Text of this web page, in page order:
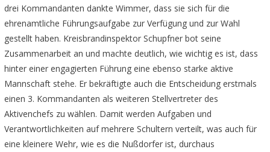
drei Kommandanten dankte Wimmer, dass sie sich für die
ehrenamtliche Führungsaufgabe zur Verfügung und zur Wahl
gestellt haben. Kreisbrandinspektor Schupfner bot seine
Zusammenarbeit an und machte deutlich, wie wichtig es ist, dass
hinter einer engagierten Führung eine ebenso starke aktive
Mannschaft stehe. Er bekräftigte auch die Entscheidung erstmals
einen 3. Kommandanten als weiteren Stellvertreter des
Aktivenchefs zu wählen. Damit werden Aufgaben und
Verantwortlichkeiten auf mehrere Schultern verteilt, was auch für
eine kleinere Wehr, wie es die Nußdorfer ist, durchaus